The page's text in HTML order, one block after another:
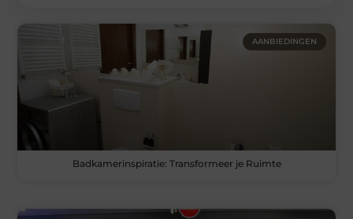
AANBIEDINGEN
Badkamerinspiratie: Transformeer je Ruimte